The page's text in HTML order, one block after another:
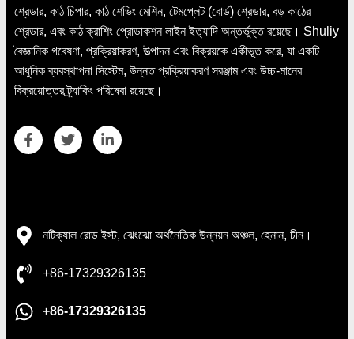
শ্রেডার, কাঠ চিপার, কাঠ শেভিং মেশিন, টেমপ্লেট (বোর্ড) শ্রেডার, বড় কাঠের
শ্রেডার, এবং কাঠ ক্রাশিং প্রোডাকশন লাইন ইত্যাদি অন্তর্ভুক্ত রয়েছে। Shuliy
বৈজ্ঞানিক গবেষণা, প্রক্রিয়াকরণ, উত্পাদন এবং বিক্রয়কে একীভূত করে, যা একটি
আধুনিক ব্যবস্থাপনা সিস্টেম, উন্নত প্রক্রিয়াকরণ সরঞ্জাম এবং উচ্চ-মানের
বিক্রয়োত্তর ট্র্যাকিং পরিষেবা রয়েছে।
নটিক্যাল রোড ইস্ট, ঝেংঝো অর্থনৈতিক উন্নয়ন অঞ্চল, হেনান, চীন।
+86-17329326135
+86-17329326135